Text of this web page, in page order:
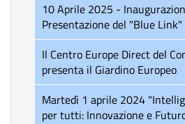
10 Aprile 2025 - Inaugurazione e
Presentazione del "Blue Link"
Il Centro Europe Direct del Comune di Genova
presenta il Giardino Europeo
Martedì 1 aprile 2024 "Intelligenza Artificiale
per tutti: Innovazione e